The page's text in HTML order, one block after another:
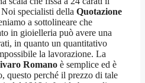
specialisti della Quotazione
a sottolineare che
in gioielleria può avere una
in quanto un quantitativo
la lavorazione. La
Romano è semplice ed è
questo perché il prezzo di tale